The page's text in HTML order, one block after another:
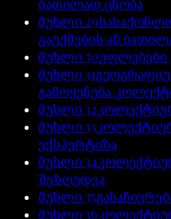
ბათილად ცნობა
მუხლი 29
გაუქმების ან
მუხლი30უფლებები
მუხლი31
გამოყენება
მუხლი32
მუხლი33
ექსპერტიზა
მუხლი34
შეზღუდვა
მუხლი35
მუხლი36